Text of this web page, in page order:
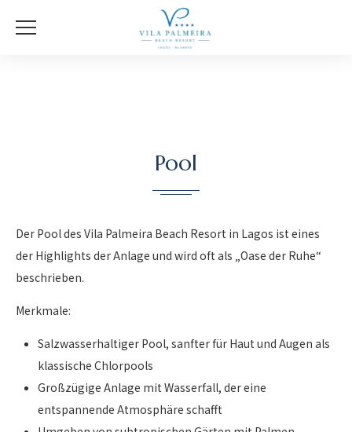
Pool
Der Pool des Vila Palmeira Beach Resort in Lagos ist eines
der Highlights der Anlage und wird oft als „Oase der Ruhe“
beschrieben.
Merkmale:
Salzwasserhaltiger Pool, sanfter für Haut und Augen als
klassische Chlorpools
Großzügige Anlage mit Wasserfall, der eine
entspannende Atmosphäre schafft